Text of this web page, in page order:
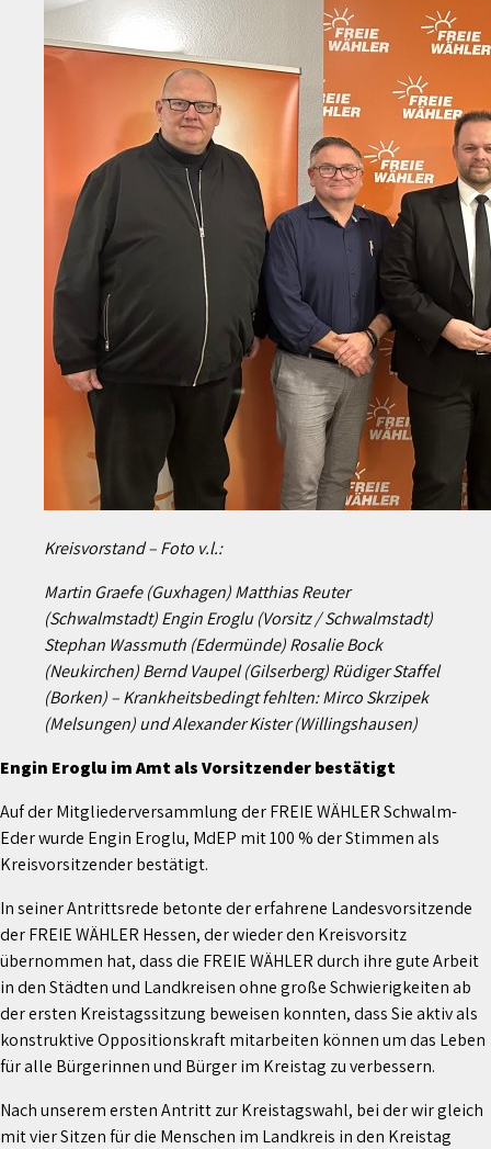
Kreisvorstand – Foto v.l.:
Martin Graefe (Guxhagen) Matthias Reuter
(Schwalmstadt) Engin Eroglu (Vorsitz / Schwalmstadt)
Stephan Wassmuth (Edermünde) Rosalie Bock
(Neukirchen) Bernd Vaupel (Gilserberg) Rüdiger Staffel
(Borken) – Krankheitsbedingt fehlten: Mirco Skrzipek
(Melsungen) und Alexander Kister (Willingshausen)
Engin Eroglu im Amt als Vorsitzender bestätigt
Auf der Mitgliederversammlung der FREIE WÄHLER Schwalm-
Eder wurde Engin Eroglu, MdEP mit 100 % der Stimmen als
Kreisvorsitzender bestätigt.
In seiner Antrittsrede betonte der erfahrene Landesvorsitzende
der FREIE WÄHLER Hessen, der wieder den Kreisvorsitz
übernommen hat, dass die FREIE WÄHLER durch ihre gute Arbeit
in den Städten und Landkreisen ohne große Schwierigkeiten ab
der ersten Kreistagssitzung beweisen konnten, dass Sie aktiv als
konstruktive Oppositionskraft mitarbeiten können um das Leben
für alle Bürgerinnen und Bürger im Kreistag zu verbessern.
Nach unserem ersten Antritt zur Kreistagswahl, bei der wir gleich
mit vier Sitzen für die Menschen im Landkreis in den Kreistag